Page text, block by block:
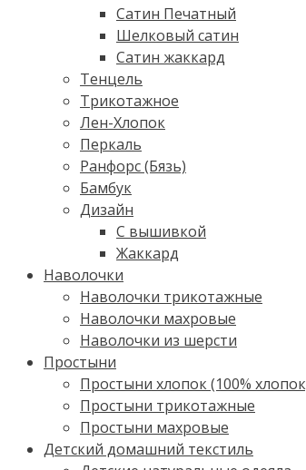
Сатин Печатный
Шелковый сатин
Сатин жаккард
Тенцель
Трикотажное
Лен-Хлопок
Перкаль
Ранфорс (Бязь)
Бамбук
Дизайн
С вышивкой
Жаккард
Наволочки
Наволочки трикотажные
Наволочки махровые
Наволочки из шерсти
Простыни
Простыни хлопок (100%
Простыни трикотажные
Простыни махровые
Детский домашний текстиль